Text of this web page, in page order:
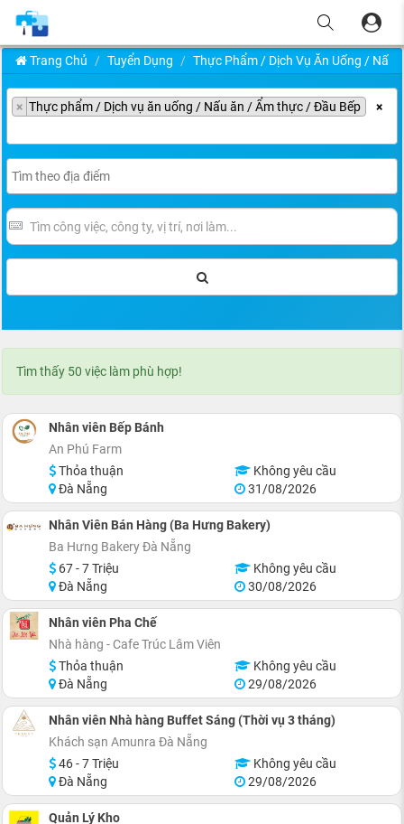
Trang Chủ Tuyển Dụng Thực Phẩm / Dịch Vụ Ăn Uống / Nấu
×
× Thực phẩm / Dịch vụ ăn uống / Nấu ăn / Ẩm thực / Đầu Bếp
Tìm thấy 50 việc làm phù hợp!
Nhân viên Bếp Bánh
An Phú Farm
Thỏa thuận
Không yêu cầu
Đà Nẵng
31/08/2026
Nhân Viên Bán Hàng (Ba Hưng Bakery)
Ba Hưng Bakery Đà Nẵng
67 - 7 Triệu
Không yêu cầu
Đà Nẵng
30/08/2026
Nhân viên Pha Chế
Nhà hàng - Cafe Trúc Lâm Viên
Thỏa thuận
Không yêu cầu
Đà Nẵng
29/08/2026
Nhân viên Nhà hàng Buffet Sáng (Thời vụ 3 tháng)
Khách sạn Amunra Đà Nẵng
46 - 7 Triệu
Không yêu cầu
Đà Nẵng
29/08/2026
Quản Lý Kho